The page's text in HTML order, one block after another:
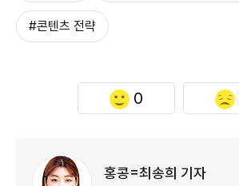
#콘텐츠 전략
0
홍콩=최송희 기자